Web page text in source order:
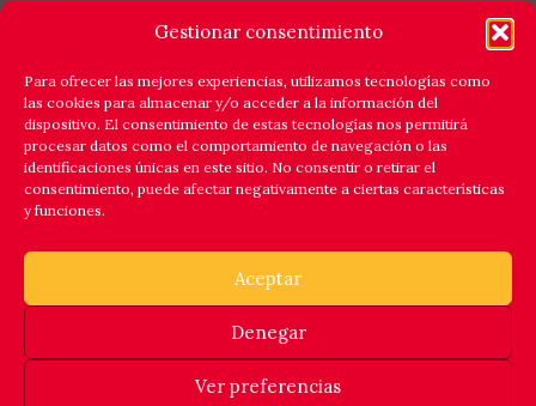
Gestionar consentimiento
Para ofrecer las mejores experiencias, utilizamos tecnologías como
las cookies para almacenar y/o acceder a la información del
dispositivo. El consentimiento de estas tecnologías nos permitirá
procesar datos como el comportamiento de navegación o las
identificaciones únicas en este sitio. No consentir o retirar el
consentimiento, puede afectar negativamente a ciertas características
y funciones.
Aceptar
Denegar
Ver preferencias
GOLES X LA ELA: LEYENDAS ESPAÑA Y EQUIPO
SOLIDARIDAD
Cáceres respondió a la llamada de la solidaridad y
reunió en el estadio Príncipe Felipe a un amplio elenco
de
© 2025 ASOCIACION ESPAÑOLA DE FUTBOLISTAS INTERNACIONALES. INSCRITA EN EL REGISTRO NACIONAL DE ASOCIACIONES,